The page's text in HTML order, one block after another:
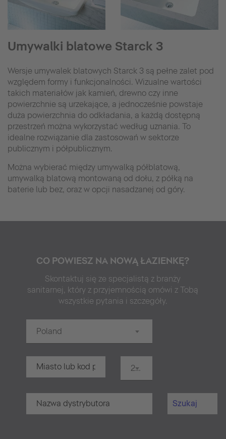
Umywalki blatowe Starck 3
Wersje umywalek blatowych Starck 3 są pełne zalet pod
względem formy i funkcjonalności. Wizualne wartości
takich materiałów jak kamień, drewno czy inne
powierzchnie są urzekające, a jednocześnie powstaje
duża powierzchnia do odkładania, a każdą dostępną
przestrzeń można wykorzystać według uznania. To
idealne rozwiązanie dla zastosowań w sektorze
publicznym i półpublicznym.
Można wybierać między umywalką półblatową,
umywalką blatową montowaną od dołu, z półką na
baterie lub bez, oraz w opcji nasadzanej od góry.
CO POWIESZ NA NOWĄ ŁAZIENKĘ?
Skontaktuj się ze specjalistą z branży
sanitarnej, który z przyjemnością omówi z Tobą
wszystkie pytania i szczegóły.
Poland
20 km
Szukaj